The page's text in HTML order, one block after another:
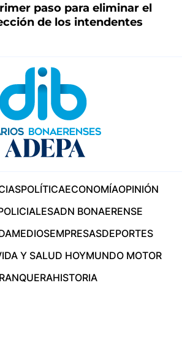
paso para eliminar el
de los intendentes
POLÍTICAECONOMÍAOPINIÓN
ADN BONAERENSE
MEDIOSEMPRESASDEPORTES
Y SALUD HOYMUNDO MOTOR
HISTORIA